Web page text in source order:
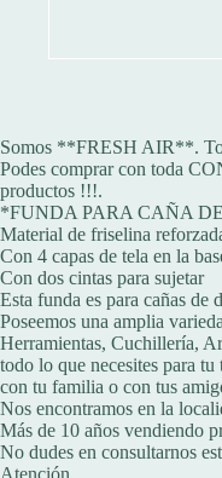
Somos **FRESH AIR**.
Podes comprar con toda
productos !!!.
*FUNDA PARA CAÑA
Material de friselina
Con 4 capas de tela en la
Con dos cintas para sujetar
Esta funda es para cañas de
Poseemos una amplia
Herramientas, Cuchillería,
todo lo que necesites para
con tu familia o con tus
Nos encontramos en la
Más de 10 años vendiendo
No dudes en consultarnos
Atención.